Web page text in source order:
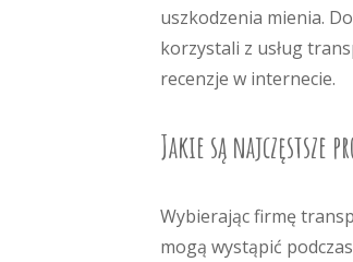
uszkodzenia mienia.
korzystali z usług
recenzje w internecie.
Jakie są najczęstsze
Wybierając firmę
mogą wystąpić